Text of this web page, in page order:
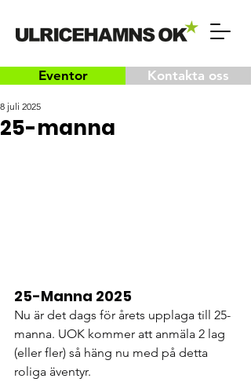
Eventor Kontakta oss
25-manna
8 juli 2025
25-Manna 2025
Nu är det dags för årets upplaga till 25-
manna. UOK kommer att anmäla 2 lag
(eller fler) så häng nu med på detta
roliga äventyr.